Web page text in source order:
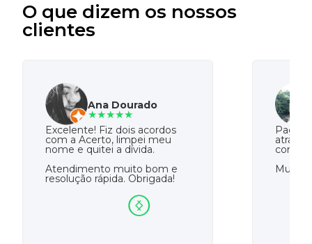
O que dizem os nossos
clientes
Ana Dourado
★★★★★
Excelente! Fiz dois acordos
com a Acerto, limpei meu
nome e quitei a dívida.
Atendimento muito bom e
resolução rápida. Obrigada!
com a
Muito